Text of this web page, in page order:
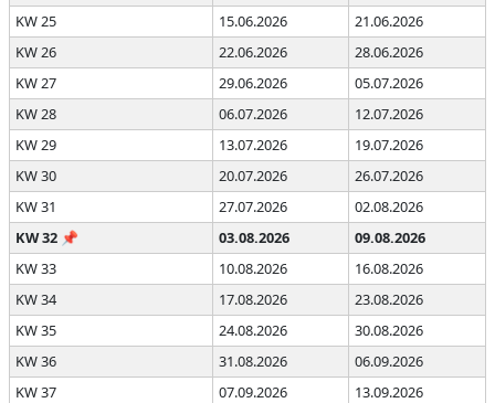
KW 25 15.06.2026
21.06.2026
KW 26
22.06.2026
28.06.2026
KW 27
29.06.2026
05.07.2026
KW 28
06.07.2026
12.07.2026
KW 29
13.07.2026
19.07.2026
KW 30
20.07.2026
26.07.2026
KW 31
27.07.2026
02.08.2026
KW 32📌 03.08.2026
09.08.2026
KW 33
10.08.2026
16.08.2026
KW 34
17.08.2026
23.08.2026
KW 35
24.08.2026
30.08.2026
KW 36
31.08.2026
06.09.2026
KW 37
07.09.2026
13.09.2026